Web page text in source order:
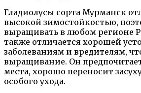
Гладиолусы сорта Мурманск
высокой зимостойкостью,
выращивать в любом регионе
также отличается хорошей
заболеваниям и вредителям,
выращивание. Он
места, хорошо переносит
особого ухода.